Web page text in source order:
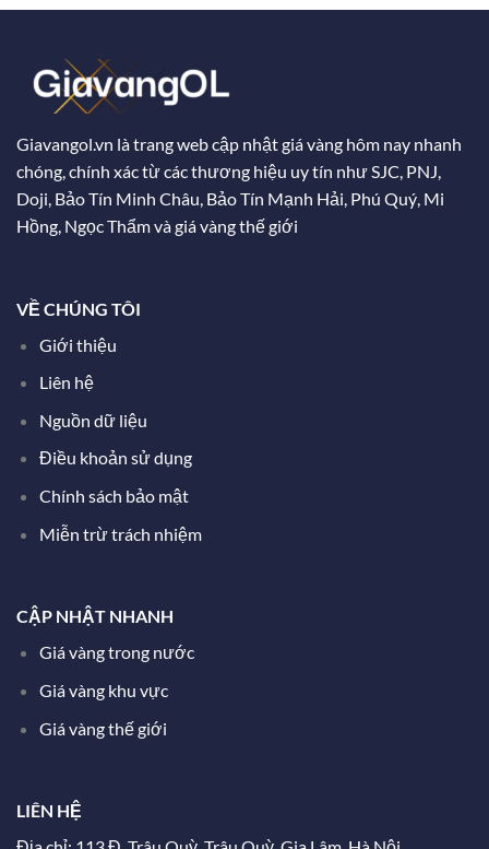
Giavangol.vn là trang web cập nhật giá vàng hôm nay nhanh
chóng, chính xác từ các thương hiệu uy tín như SJC, PNJ,
Doji, Bảo Tín Minh Châu, Bảo Tín Mạnh Hải, Phú Quý, Mi
Hồng, Ngọc Thẩm và giá vàng thế giới
VỀ CHÚNG TÔI
Giới thiệu
Liên hệ
Nguồn dữ liệu
Điều khoản sử dụng
Chính sách bảo mật
Miễn trừ trách nhiệm
CẬP NHẬT NHANH
Giá vàng trong nước
Giá vàng khu vực
Giá vàng thế giới
LIÊN HỆ